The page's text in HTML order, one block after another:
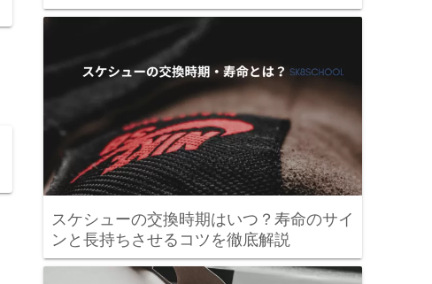
スケシューの交換時期はいつ？寿命のサイ
ンと長持ちさせるコツを徹底解説